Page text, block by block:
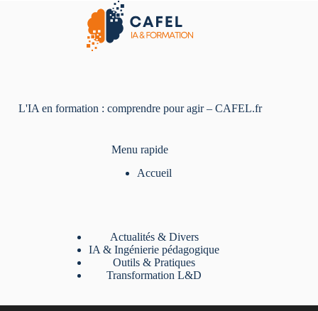
L'IA en formation : comprendre pour agir – CAFEL.fr
Menu rapide
Accueil
Actualités & Divers
IA & Ingénierie pédagogique
Outils & Pratiques
Transformation L&D